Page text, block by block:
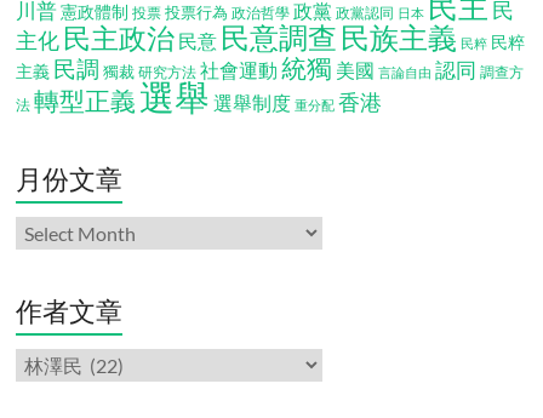
川普 憲政體制 投票 投票行為 政治哲學 政黨 政黨認同 日本
民
主化 民主政治 民意 民意調查 民族主義 民粹 民粹
主義 民調 獨裁 研究方法 社會運動 統獨 美國 言論自由 認同 調查方
法 轉型正義 選舉 選舉制度 重分配 香港
月份文章
月
份
章
作者文章
作
者